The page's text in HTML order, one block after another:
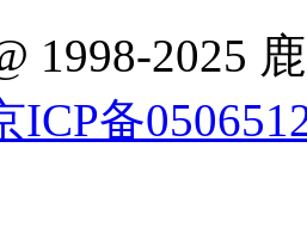
1998-2025
ICP备